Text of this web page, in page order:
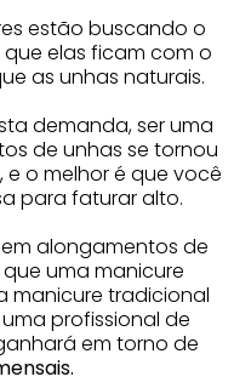
estão buscando o
elas ficam com o
as unhas naturais.
demanda, ser uma
de unhas se tornou
o melhor é que você
para faturar alto.
alongamentos de
uma manicure
manicure tradicional
uma profissional de
em torno de